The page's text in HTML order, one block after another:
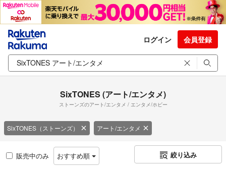
ログイン 会員登録
SixTONES (アート/エンタメ)
ストーンズのアート/エンタメ / エンタメ/ホビー
SixTONES（ストーンズ） アート/エンタメ
販売中のみ おすすめ順 絞り込み